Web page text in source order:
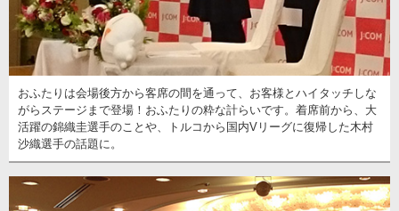
おふたりは会場後方から客席の間を通って、お客様とハイタッチしな
がらステージまで登場！おふたりの粋な計らいです。着席前から、大
活躍の錦織圭選手のことや、トルコから国内Vリーグに復帰した木村
沙織選手の話題に。